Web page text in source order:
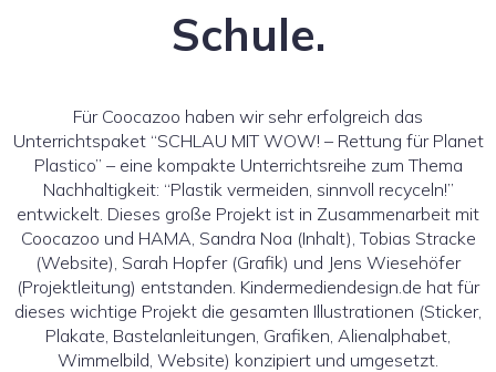
Schule.
Für Coocazoo haben wir sehr erfolgreich das
Unterrichtspaket “SCHLAU MIT WOW! – Rettung für Planet
Plastico” – eine kompakte Unterrichtsreihe zum Thema
Nachhaltigkeit: “Plastik vermeiden, sinnvoll recyceln!”
entwickelt. Dieses große Projekt ist in Zusammenarbeit mit
Coocazoo und HAMA, Sandra Noa (Inhalt), Tobias Stracke
(Website), Sarah Hopfer (Grafik) und Jens Wiesehöfer
(Projektleitung) entstanden. Kindermediendesign.de hat für
dieses wichtige Projekt die gesamten Illustrationen (Sticker,
Plakate, Bastelanleitungen, Grafiken, Alienalphabet,
Wimmelbild, Website) konzipiert und umgesetzt.